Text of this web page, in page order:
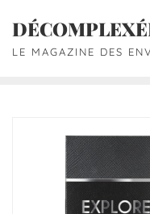
LE MAGAZINE DES